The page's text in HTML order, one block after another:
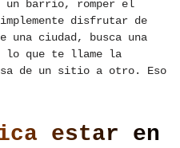
un barrio, romper el
disfrutar de
una ciudad, busca una
lo que te llame la
de un sitio a otro. Eso
estar en